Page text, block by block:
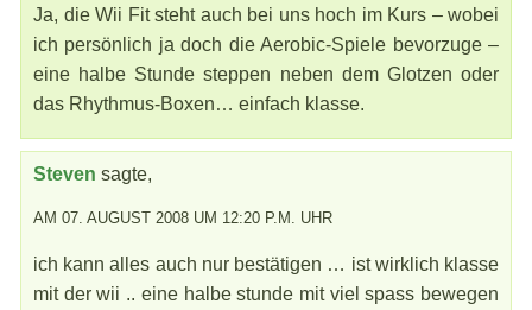
Ja, die Wii Fit steht auch bei uns hoch im Kurs – wobei
ich persönlich ja doch die Aerobic-Spiele bevorzuge –
eine halbe Stunde steppen neben dem Glotzen oder
das Rhythmus-Boxen… einfach klasse.
Steven sagte,
AM 07. AUGUST 2008 UM 12:20 P.M. UHR
ich kann alles auch nur bestätigen … ist wirklich klasse
mit der wii .. eine halbe stunde mit viel spass bewegen